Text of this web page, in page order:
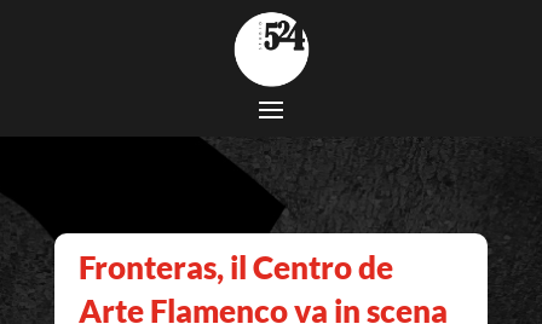
Fronteras, il Centro de
Arte Flamenco va in scena